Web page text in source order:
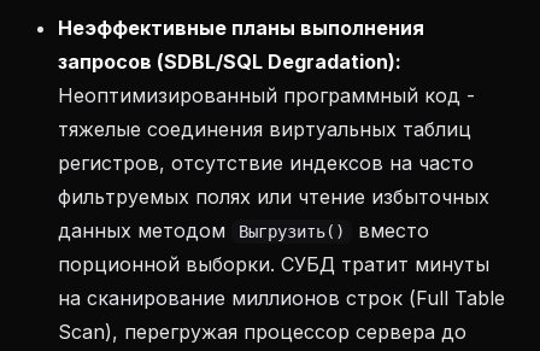
Неэффективные планы выполнения
запросов (SDBL/SQL Degradation):
Неоптимизированный программный код -
тяжелые соединения виртуальных таблиц
регистров, отсутствие индексов на часто
фильтруемых полях или чтение избыточных
данных методом
Выгрузить()
вместо
порционной выборки. СУБД тратит минуты
на сканирование миллионов строк (Full Table
Scan), перегружая процессор сервера до